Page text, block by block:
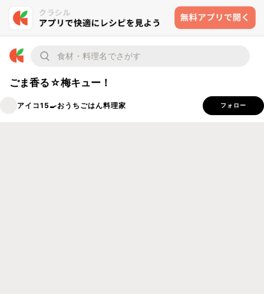
ごま香る☆梅キュー！
アイコ15🍳おうちごはん料理家 フォロー